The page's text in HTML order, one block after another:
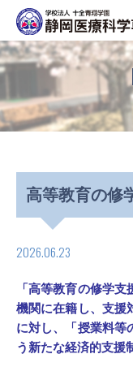
高等教育の修
2026.06.23
「高等教育の修学
機関に在籍し、支援
に対し、
「授業料
う新たな経済的支援